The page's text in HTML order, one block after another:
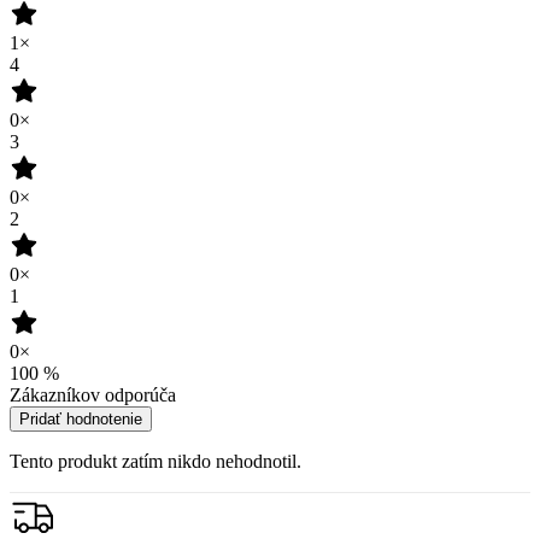
1×
4
0×
3
0×
2
0×
1
0×
100 %
Zákazníkov odporúča
Pridať hodnotenie
Tento produkt zatím nikdo nehodnotil.